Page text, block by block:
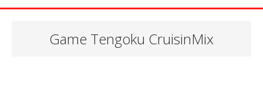
Game Tengoku CruisinMix